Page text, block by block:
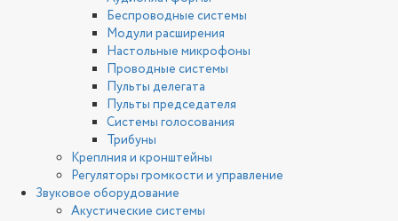
Беспроводные системы
Модули расширения
Настольные микрофоны
Проводные системы
Пульты делегата
Пульты председателя
Системы голосования
Трибуны
Креплния и кронштейны
Регуляторы громкости и управление
Звуковое оборудование
Акустические системы